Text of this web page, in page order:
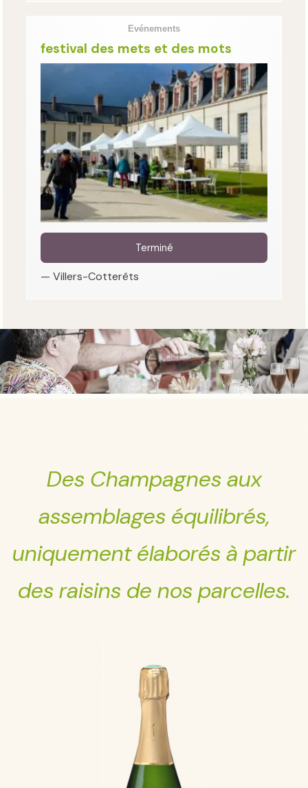
Evénements
festival des mets et des mots
Terminé
— Villers-Cotterêts
Des Champagnes aux
assemblages équilibrés,
uniquement élaborés à partir
des raisins de nos parcelles.